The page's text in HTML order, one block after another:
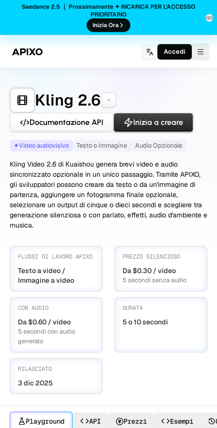
Seedance 2.5 ｜ Prossimamente ✦ RICARICA PER L'ACCESSO
PRIORITARIO
Inizia Ora
Accedi
Kling 2.6
Documentazione API Inizia a creare
✦Video audiovisivo Testo o Immagine Audio Opzionale
Kling Video 2.6 di Kuaishou genera brevi video e audio
sincronizzato opzionale in un unico passaggio. Tramite APIXO,
gli sviluppatori possono creare da testo o da un'immagine di
partenza, aggiungere un fotogramma finale opzionale,
selezionare un output di cinque o dieci secondi e scegliere tra
generazione silenziosa o con parlato, effetti, audio d'ambiente e
musica.
FLUSSI DI LAVORO APIXO
Testo a video /
Immagine a video
PREZZO SILENZIOSO
Da $0.30 / video
5 secondi senza audio
CON AUDIO
Da $0.60 / video
5 secondi con audio
generato
DURATA
5 o 10 secondi
RILASCIATO
3 dic 2025
Playground API Prezzi Esempi